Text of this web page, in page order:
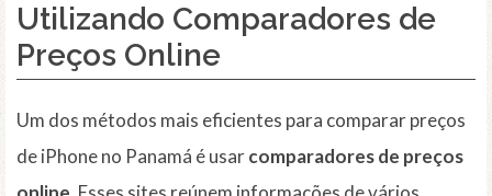
Utilizando Comparadores de
Preços Online
Um dos métodos mais eficientes para comparar preços
de iPhone no Panamá é usarcomparadores de preços